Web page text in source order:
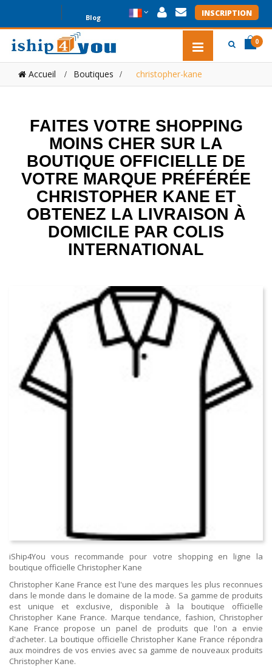
INSCRIPTION
Blog
0
Accueil Boutiques > christopher-kane
FAITES VOTRE SHOPPING
MOINS CHER SUR LA
BOUTIQUE OFFICIELLE DE
VOTRE MARQUE PRÉFÉRÉE
CHRISTOPHER KANE ET
OBTENEZ LA LIVRAISON À
DOMICILE PAR COLIS
INTERNATIONAL
iShip4You vous recommande pour votre shopping en ligne la
boutique officielle Christopher Kane
Christopher Kane France est l'une des marques les plus reconnues
dans le monde dans le domaine de la mode. Sa gamme de produits
est unique et exclusive, disponible à la boutique officielle
Christopher Kane France. Marque tendance, fashion, Christopher
Kane France propose un panel de produits que l'on a envie
d'acheter. La boutique officielle Christopher Kane France répondra
aux moindres de vos envies avec sa gamme de nouveaux produits
Christopher Kane.